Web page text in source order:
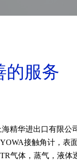
的服务
海精华进出口有限
接触角计，表
气体，蒸气，液体